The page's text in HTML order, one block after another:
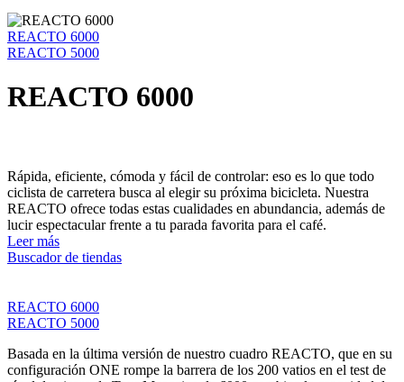
REACTO 6000
REACTO 5000
REACTO 6000
Rápida, eficiente, cómoda y fácil de controlar: eso es lo que todo
ciclista de carretera busca al elegir su próxima bicicleta. Nuestra
REACTO ofrece todas estas cualidades en abundancia, además de
lucir espectacular frente a tu parada favorita para el café.
Leer más
Buscador de tiendas
REACTO 6000
REACTO 5000
Basada en la última versión de nuestro cuadro REACTO, que en su
configuración ONE rompe la barrera de los 200 vatios en el test de